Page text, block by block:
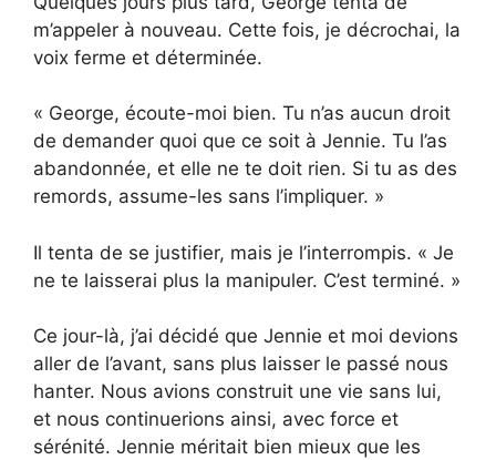
m’appeler à nouveau. Cette fois, je décrochai, la
voix ferme et déterminée.
« George, écoute-moi bien. Tu n’as aucun droit
de demander quoi que ce soit à Jennie. Tu l’as
abandonnée, et elle ne te doit rien. Si tu as des
remords, assume-les sans l’impliquer. »
Il tenta de se justifier, mais je l’interrompis. « Je
ne te laisserai plus la manipuler. C’est terminé. »
Ce jour-là, j’ai décidé que Jennie et moi devions
aller de l’avant, sans plus laisser le passé nous
hanter. Nous avions construit une vie sans lui,
et nous continuerions ainsi, avec force et
sérénité. Jennie méritait bien mieux que les